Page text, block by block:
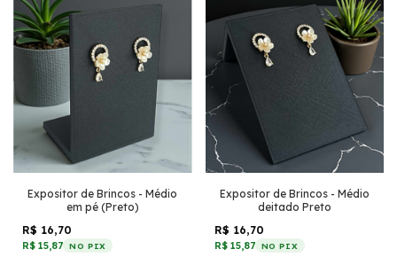
Expositor de Brincos - Médio
em pé (Preto)
R$ 16,70
R$ 15,87 NO PIX
Expositor de Brincos - Médio
deitado Preto
R$ 16,70
R$ 15,87 NO PIX